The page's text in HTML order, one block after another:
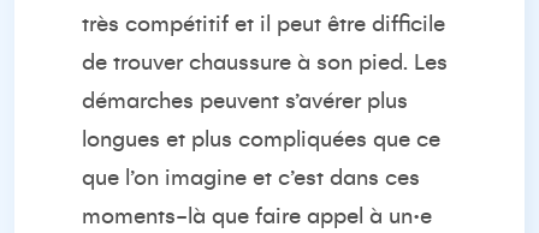
très compétitif et il peut être difficile
de trouver chaussure à son pied. Les
démarches peuvent s’avérer plus
longues et plus compliquées que ce
que l’on imagine et c’est dans ces
moments-là que faire appel à un·e